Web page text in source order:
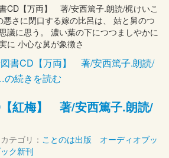
CD【万両】 著/安西篤子.朗読/梶けいこ
悪さに閉口する嫁の比呂は、 姑と舅のつ
議に思う。 濃い葉の下につつましやかに
に 小心な舅が象徴さ
書CD【万両】 著/安西篤子.朗読/
続きを読む
紅梅】 著/安西篤子.朗読/
カテゴリ： ことのは出版 オーディオブッ
ク新刊